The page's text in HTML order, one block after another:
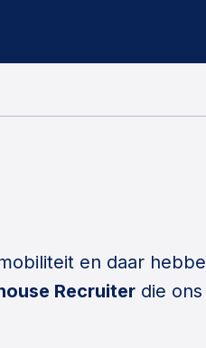
en daar
Recruiter die